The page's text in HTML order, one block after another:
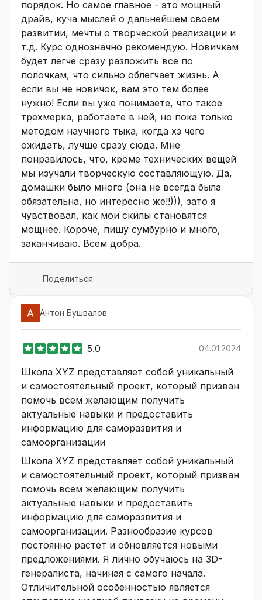
порядок. Но самое главное - это мощный
драйв, куча мыслей о дальнейшем своем
развитии, мечты о творческой реализации и
т.д. Курс однозначно рекомендую. Новичкам
будет легче сразу разложить все по
полочкам, что сильно облегчает жизнь. А
если вы не новичок, вам это тем более
нужно! Если вы уже понимаете, что такое
трехмерка, работаете в ней, но пока только
методом научного тыка, когда хз чего
ожидать, лучше сразу сюда. Мне
понравилось, что, кроме технических вещей
мы изучали творческую составляющую. Да,
домашки было много (она не всегда была
обязательна, но интересно же!!))), зато я
чувствовал, как мои скилы становятся
мощнее. Короче, пишу сумбурно и много,
заканчиваю. Всем добра.
Поделиться
Антон Бушвалов
5.0 04.01.2024
Школа XYZ представляет собой уникальный
и самостоятельный проект, который призван
помочь всем желающим получить
актуальные навыки и предоставить
информацию для саморазвития и
самоорганизации
Школа XYZ представляет собой уникальный
и самостоятельный проект, который призван
помочь всем желающим получить
актуальные навыки и предоставить
информацию для саморазвития и
самоорганизации. Разнообразие курсов
постоянно растет и обновляется новыми
предложениями. Я лично обучаюсь на 3D-
генералиста, начиная с самого начала.
Отличительной особенностью является